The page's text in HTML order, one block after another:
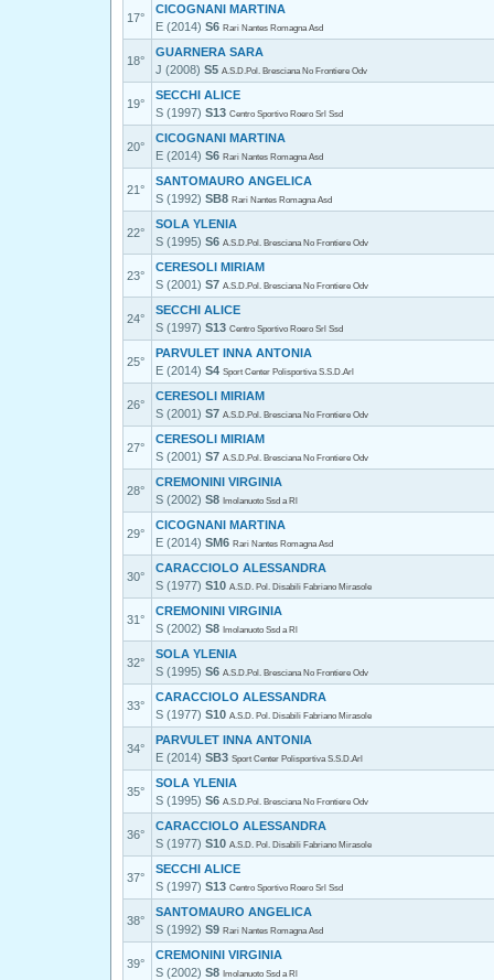
17°
CICOGNANI MARTINA
E (2014) S6 Rari Nantes Romagna Asd
18°
GUARNERA SARA
J (2008) S5 A.S.D.Pol. Bresciana No Frontiere Odv
19°
SECCHI ALICE
S (1997) S13 Centro Sportivo Roero Srl Ssd
20°
CICOGNANI MARTINA
E (2014) S6 Rari Nantes Romagna Asd
21°
SANTOMAURO ANGELICA
S (1992) SB8 Rari Nantes Romagna Asd
22°
SOLA YLENIA
S (1995) S6 A.S.D.Pol. Bresciana No Frontiere Odv
23°
CERESOLI MIRIAM
S (2001) S7 A.S.D.Pol. Bresciana No Frontiere Odv
24°
SECCHI ALICE
S (1997) S13 Centro Sportivo Roero Srl Ssd
25°
PARVULET INNA ANTONIA
E (2014) S4 Sport Center Polisportiva S.S.D.Arl
26°
CERESOLI MIRIAM
S (2001) S7 A.S.D.Pol. Bresciana No Frontiere Odv
27°
CERESOLI MIRIAM
S (2001) S7 A.S.D.Pol. Bresciana No Frontiere Odv
28°
CREMONINI VIRGINIA
S (2002) S8 Imolanuoto Ssd a Rl
29°
CICOGNANI MARTINA
E (2014) SM6 Rari Nantes Romagna Asd
30°
CARACCIOLO ALESSANDRA
S (1977) S10 A.S.D. Pol. Disabili Fabriano Mirasole
31°
CREMONINI VIRGINIA
S (2002) S8 Imolanuoto Ssd a Rl
32°
SOLA YLENIA
S (1995) S6 A.S.D.Pol. Bresciana No Frontiere Odv
33°
CARACCIOLO ALESSANDRA
S (1977) S10 A.S.D. Pol. Disabili Fabriano Mirasole
34°
PARVULET INNA ANTONIA
E (2014) SB3 Sport Center Polisportiva S.S.D.Arl
35°
SOLA YLENIA
S (1995) S6 A.S.D.Pol. Bresciana No Frontiere Odv
36°
CARACCIOLO ALESSANDRA
S (1977) S10 A.S.D. Pol. Disabili Fabriano Mirasole
37°
SECCHI ALICE
S (1997) S13 Centro Sportivo Roero Srl Ssd
38°
SANTOMAURO ANGELICA
S (1992) S9 Rari Nantes Romagna Asd
39°
CREMONINI VIRGINIA
S (2002) S8 Imolanuoto Ssd a Rl